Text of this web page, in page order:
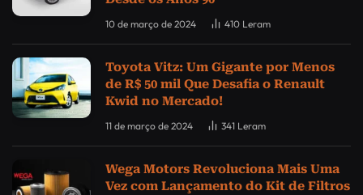
10 de março de 2024 410 Leram
Toyota Vitz: Um Gigante por Menos
de R$ 50 mil Que Desafia o Renault
Kwid no Mercado!
11 de março de 2024 341 Leram
Wega Motors Revoluciona Mais Uma
Vez com Lançamento do Kit de Filtros